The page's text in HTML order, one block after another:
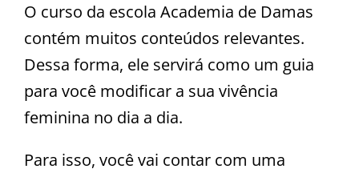
O curso da escola Academia de Damas
contém muitos conteúdos relevantes.
Dessa forma, ele servirá como um guia
para você modificar a sua vivência
feminina no dia a dia.
Para isso, você vai contar com uma